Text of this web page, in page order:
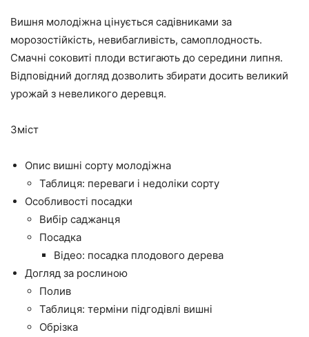
Вишня молодіжна цінується садівниками за
морозостійкість, невибагливість, самоплодность.
Смачні соковиті плоди встигають до середини липня.
Відповідний догляд дозволить збирати досить великий
урожай з невеликого деревця.
Зміст
Опис вишні сорту молодіжна
Таблиця: переваги і недоліки сорту
Особливості посадки
Вибір саджанця
Посадка
Відео: посадка плодового дерева
Догляд за рослиною
Полив
Таблиця: терміни підгодівлі вишні
Обрізка